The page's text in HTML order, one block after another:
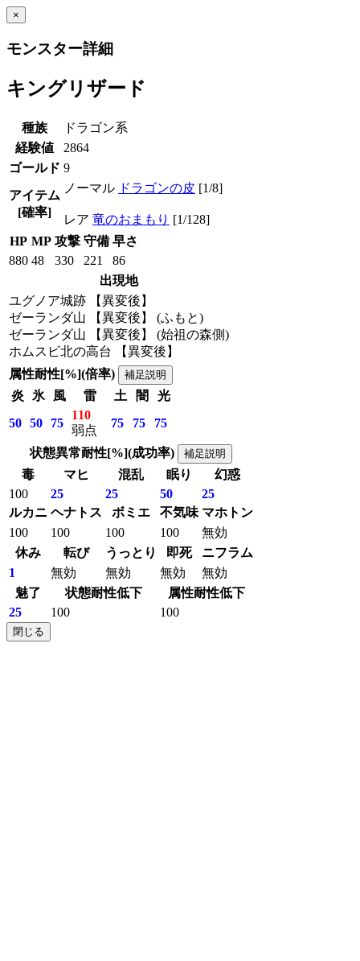
×
モンスター詳細
キングリザード
種族
ドラゴン系
経験値
2864
ゴールド 9
アイテム
[確率]
ノーマル ドラゴンの皮 [1/8]
レア 竜のおまもり [1/128]
HP MP 攻撃 守備 早さ
880 48 330 221
86
出現地
ユグノア城跡 【異変後】
ゼーランダ山 【異変後】 (ふもと)
ゼーランダ山 【異変後】 (始祖の森側)
ホムスビ北の高台 【異変後】
属性耐性[%](倍率)
補足説明
炎 氷 風 雷 土 闇
光
50 50 75
110
弱点
75 75 75
状態異常耐性[%](成功率) 補足説明
毒 マヒ 混乱 眠り
幻惑
100
25 25 50
25
ルカニ ヘナトス ボミエ 不気味 マホトン
100
100 100 100
無効
休み
転び うっとり 即死
ニフラム
1
無効 無効 無効
無効
魅了
状態耐性低下
属性耐性低下
25
100 100
閉じる